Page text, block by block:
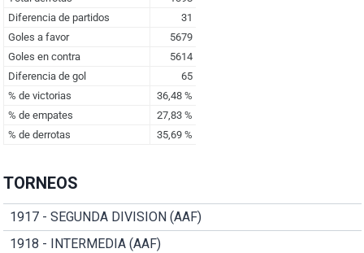
TORNEOS
1917 - SEGUNDA DIVISION (AAF)
1918 - INTERMEDIA (AAF)